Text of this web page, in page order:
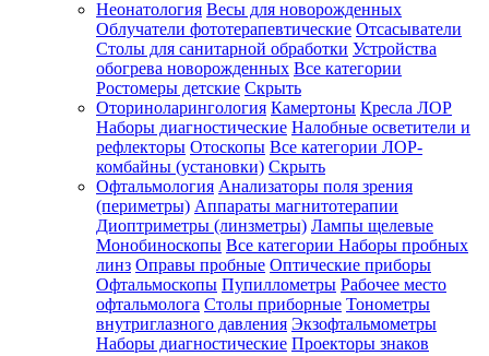
заказа
Неонатология Весы для новорожденных
Облучатели фототерапевтические Отсасыватели
Столы для санитарной обработки Устройства
обогрева новорожденных Все категории
Ростомеры детские Скрыть
Оториноларингология Камертоны Кресла ЛОР
Наборы диагностические Налобные осветители и
рефлекторы Отоскопы Все категории ЛОР-
комбайны (установки) Скрыть
Офтальмология Анализаторы поля зрения
(периметры) Аппараты магнитотерапии
Диоптриметры (линзметры) Лампы щелевые
Монобиноскопы Все категории Наборы пробных
линз Оправы пробные Оптические приборы
Офтальмоскопы Пупиллометры Рабочее место
офтальмолога Столы приборные Тонометры
внутриглазного давления Экзофтальмометры
Наборы диагностические Проекторы знаков